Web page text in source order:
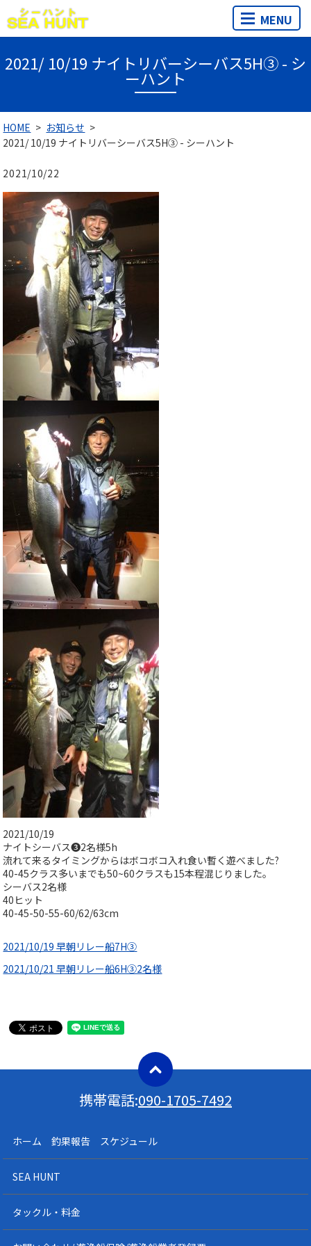
MENU
2021/ 10/19 ナイトリバーシーバス5H③ - シ
ーハント
HOME
お知らせ
2021/ 10/19 ナイトリバーシーバス5H③ - シーハント
2021/10/22
2021/10/19
ナイトシーバス❸2名様5h
流れて来るタイミングからはボコボコ入れ食い暫く遊べました?
40-45クラス多いまでも50~60クラスも15本程混じりました。
シーバス2名様
40ヒット
40-45-50-55-60/62/63cm
2021/10/19 早朝リレー船7H③
2021/10/21 早朝リレー船6H③2名様
携帯電話:090-1705-7492
ホーム 釣果報告 スケジュール
SEA HUNT
タックル・料金